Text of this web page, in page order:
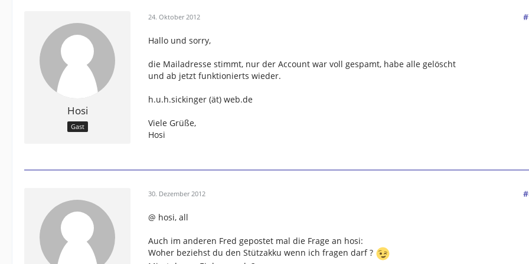
Hosi
Gast
24. Oktober 2012
Hallo und sorry,
die Mailadresse stimmt, nur der Account war voll gespamt, habe alle gelöscht
und ab jetzt funktionierts wieder.
h.u.h.sickinger (ät) web.de
Viele Grüße,
Hosi
30. Dezember 2012
@ hosi, all
Auch im anderen Fred gepostet mal die Frage an hosi:
Woher beziehst du den Stützakku wenn ich fragen darf ?